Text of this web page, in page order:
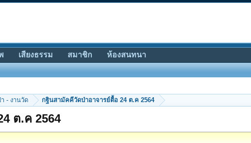
- งานวัด กฐินสามัคคีวัดป่าอาจารย์ตื้อ 24 ต.ค 2564
ต.ค 2564
เสียงธรรม สมาชิก ห้องสนทนา